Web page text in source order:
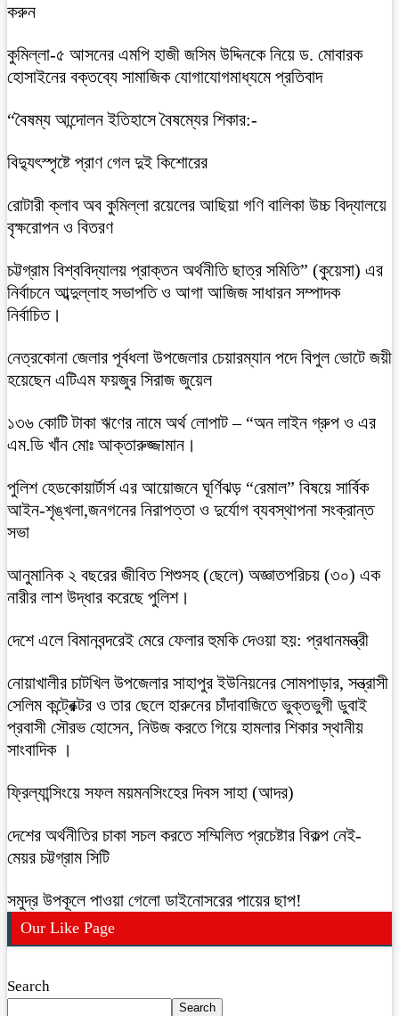
করুন
কুমিল্লা-৫ আসনের এমপি হাজী জসিম উদ্দিনকে নিয়ে ড. মোবারক
হোসাইনের বক্তব্যে সামাজিক যোগাযোগমাধ্যমে প্রতিবাদ
“বৈষম্য আন্দোলন ইতিহাসে বৈষম্যের শিকার:-
বিদ্যুৎস্পৃষ্টে প্রাণ গেল দুই কিশোরের
রোটারী ক্লাব অব কুমিল্লা রয়েলের আছিয়া গণি বালিকা উচ্চ বিদ্যালয়ে
বৃক্ষরোপন ও বিতরণ
চট্টগ্রাম বিশ্ববিদ্যালয় প্রাক্তন অর্থনীতি ছাত্র সমিতি” (কুয়েসা) এর
নির্বাচনে আব্দুল্লাহ সভাপতি ও আগা আজিজ সাধারন সম্পাদক
নির্বাচিত।
নেত্রকোনা জেলার পূর্বধলা উপজেলার চেয়ারম্যান পদে বিপুল ভোটে জয়ী
হয়েছেন এটিএম ফয়জুর সিরাজ জুয়েল
১৩৬ কোটি টাকা ঋণের নামে অর্থ লোপাট – “অন লাইন গ্রুপ ও এর
এম.ডি খাঁন মোঃ আক্তারুজ্জামান।
পুলিশ হেডকোয়ার্টার্স এর আয়োজনে ঘূর্ণিঝড় “রেমাল” বিষয়ে সার্বিক
আইন-শৃঙ্খলা,জনগনের নিরাপত্তা ও দুর্যোগ ব্যবস্থাপনা সংক্রান্ত
সভা
আনুমানিক ২ বছরের জীবিত শিশুসহ (ছেলে) অজ্ঞাতপরিচয় (৩০) এক
নারীর লাশ উদ্ধার করেছে পুলিশ।
দেশে এলে বিমানবন্দরেই মেরে ফেলার হুমকি দেওয়া হয়: প্রধানমন্ত্রী
নোয়াখালীর চাটখিল উপজেলার সাহাপুর ইউনিয়নের সোমপাড়ার, সন্ত্রাসী
সেলিম কন্ট্রেক্টর ও তার ছেলে হারুনের চাঁদাবাজিতে ভুক্তভুগী ডুবাই
প্রবাসী সৌরভ হোসেন, নিউজ করতে গিয়ে হামলার শিকার স্থানীয়
সাংবাদিক ।
ফ্রিল্যান্সিংয়ে সফল ময়মনসিংহের দিবস সাহা (আদর)
দেশের অর্থনীতির চাকা সচল করতে সম্মিলিত প্রচেষ্টার বিকল্প নেই-
মেয়র চট্টগ্রাম সিটি
সমুদ্র উপকূলে পাওয়া গেলো ডাইনোসরের পায়ের ছাপ!
Our Like Page
Search
Search